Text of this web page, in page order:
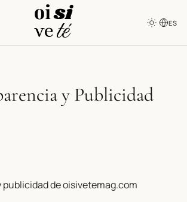
ES
y Publicidad
de oisivetemag.com